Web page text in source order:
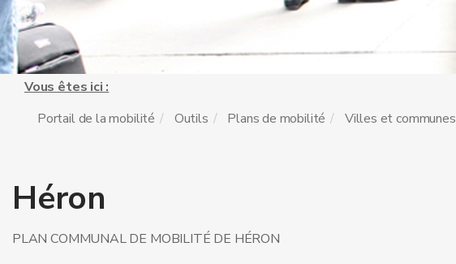
Vous êtes ici :
Portail de la mobilité
Outils Plans de mobilité Villes et communes
Héron
PLAN COMMUNAL DE MOBILITÉ DE HÉRON